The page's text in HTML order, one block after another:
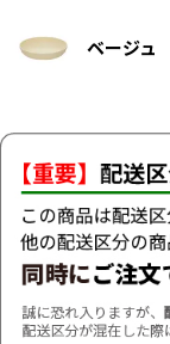
ベージュ